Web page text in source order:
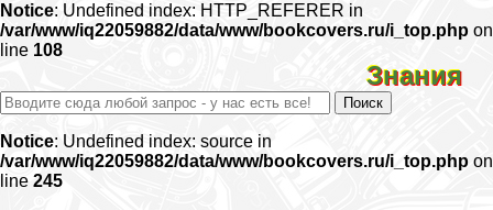
Notice: Undefined index: HTTP_REFERER in
/var/www/iq22059882/data/www/bookcovers.ru/i_top.php on
line 108
Знания
Notice: Undefined index: source in
/var/www/iq22059882/data/www/bookcovers.ru/i_top.php on
line 245